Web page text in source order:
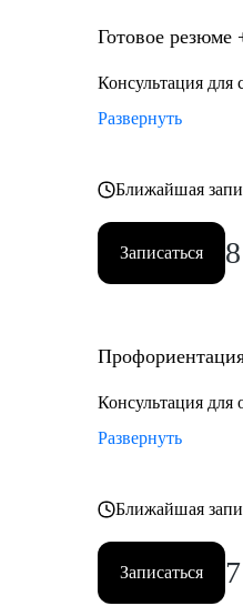
• управление
• event-сфера
Готовое резюме
Консультация
Развернуть
Ближайшая
Записаться
Консультация для
Развернуть
Ближайшая
Записаться